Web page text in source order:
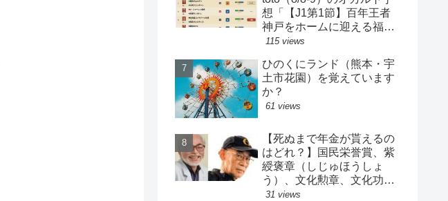
想「【J1第1節】百年王者
神戸をホームに迎える福岡
がまさかの…？！【J2第1
ルサ安部は？」
115 views
ひのくにランド（熊本・宇
土市花園）を覚えています
か？
61 views
【死ぬまで年金が貰えるの
はどれ？】国民栄誉賞、紫
綬褒章（しじゅほうしょ
う）、文化勲章、文化功労
者、芸術選奨…など【日本
31 views